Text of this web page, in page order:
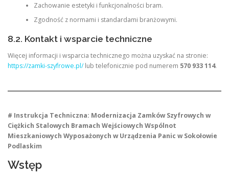
Zachowanie estetyki i funkcjonalności bram.
Zgodność z normami i standardami branżowymi.
8.2. Kontakt i wsparcie techniczne
Więcej informacji i wsparcia technicznego można uzyskać na stronie:
https://zamki-szyfrowe.pl/lub telefonicznie pod numerem 570 933 114.
# Instrukcja Techniczna: Modernizacja Zamków Szyfrowych w
Ciężkich Stalowych Bramach Wejściowych Wspólnot
Mieszkaniowych Wyposażonych w Urządzenia Panic w Sokołowie
Podlaskim
Wstęp